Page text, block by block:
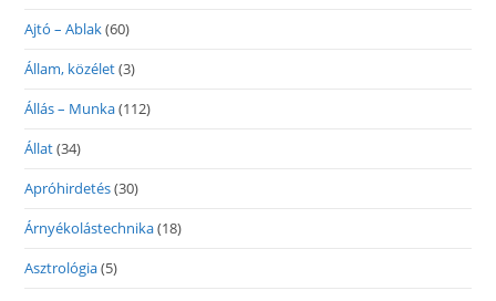
Ajtó – Ablak(60)
Állam, közélet(3)
Állás – Munka(112)
Állat(34)
Apróhirdetés(30)
Árnyékolástechnika(18)
Asztrológia(5)